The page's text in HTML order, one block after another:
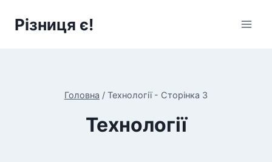
Різниця є!
Головна / Технології- Сторінка 3
Технології